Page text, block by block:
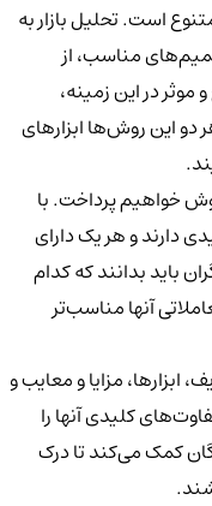
است. تحلیل بازار به
مناسب، از
در این زمینه،
این روش‌ها ابزارهای
خواهیم پرداخت. با
دارند و هر یک دارای
باید بدانند که کدام
آنها مناسب‌تر
ابزارها، مزایا و معایب و
کلیدی آنها را
کمک می‌کند تا درک